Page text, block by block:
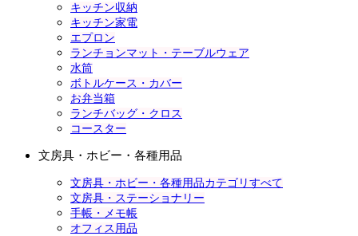
キッチン収納
キッチン家電
エプロン
ランチョンマット・テーブルウェア
水筒
ボトルケース・カバー
お弁当箱
ランチバッグ・クロス
コースター
文房具・ホビー・各種用品
文房具・ホビー・各種用品カテゴリすべて
文房具・ステーショナリー
手帳・メモ帳
オフィス用品